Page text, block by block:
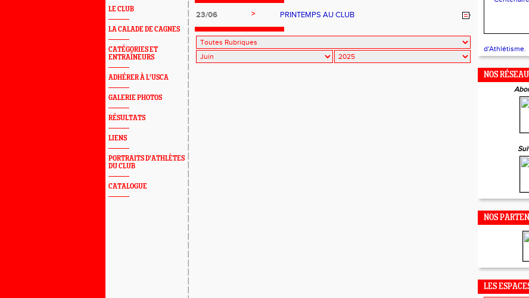
LE CLUB
LA CALADE DE CAGNES
CATÉGORIES ET
ENTRAÎNEURS
ADHÉRER À L'USCA
GALERIE PHOTOS
RÉSULTATS
LIENS
PORTRAITS D'ATHLÈTES
DU CLUB
CATALOGUE
23/06 > PRINTEMPS AU CLUB
d'Athlétisme.
NOS
NOS
LES